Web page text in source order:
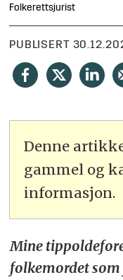
Folkerettsjurist
PUBLISERT
Denne
gammel og
informasjon.
Mine
folkemordet som